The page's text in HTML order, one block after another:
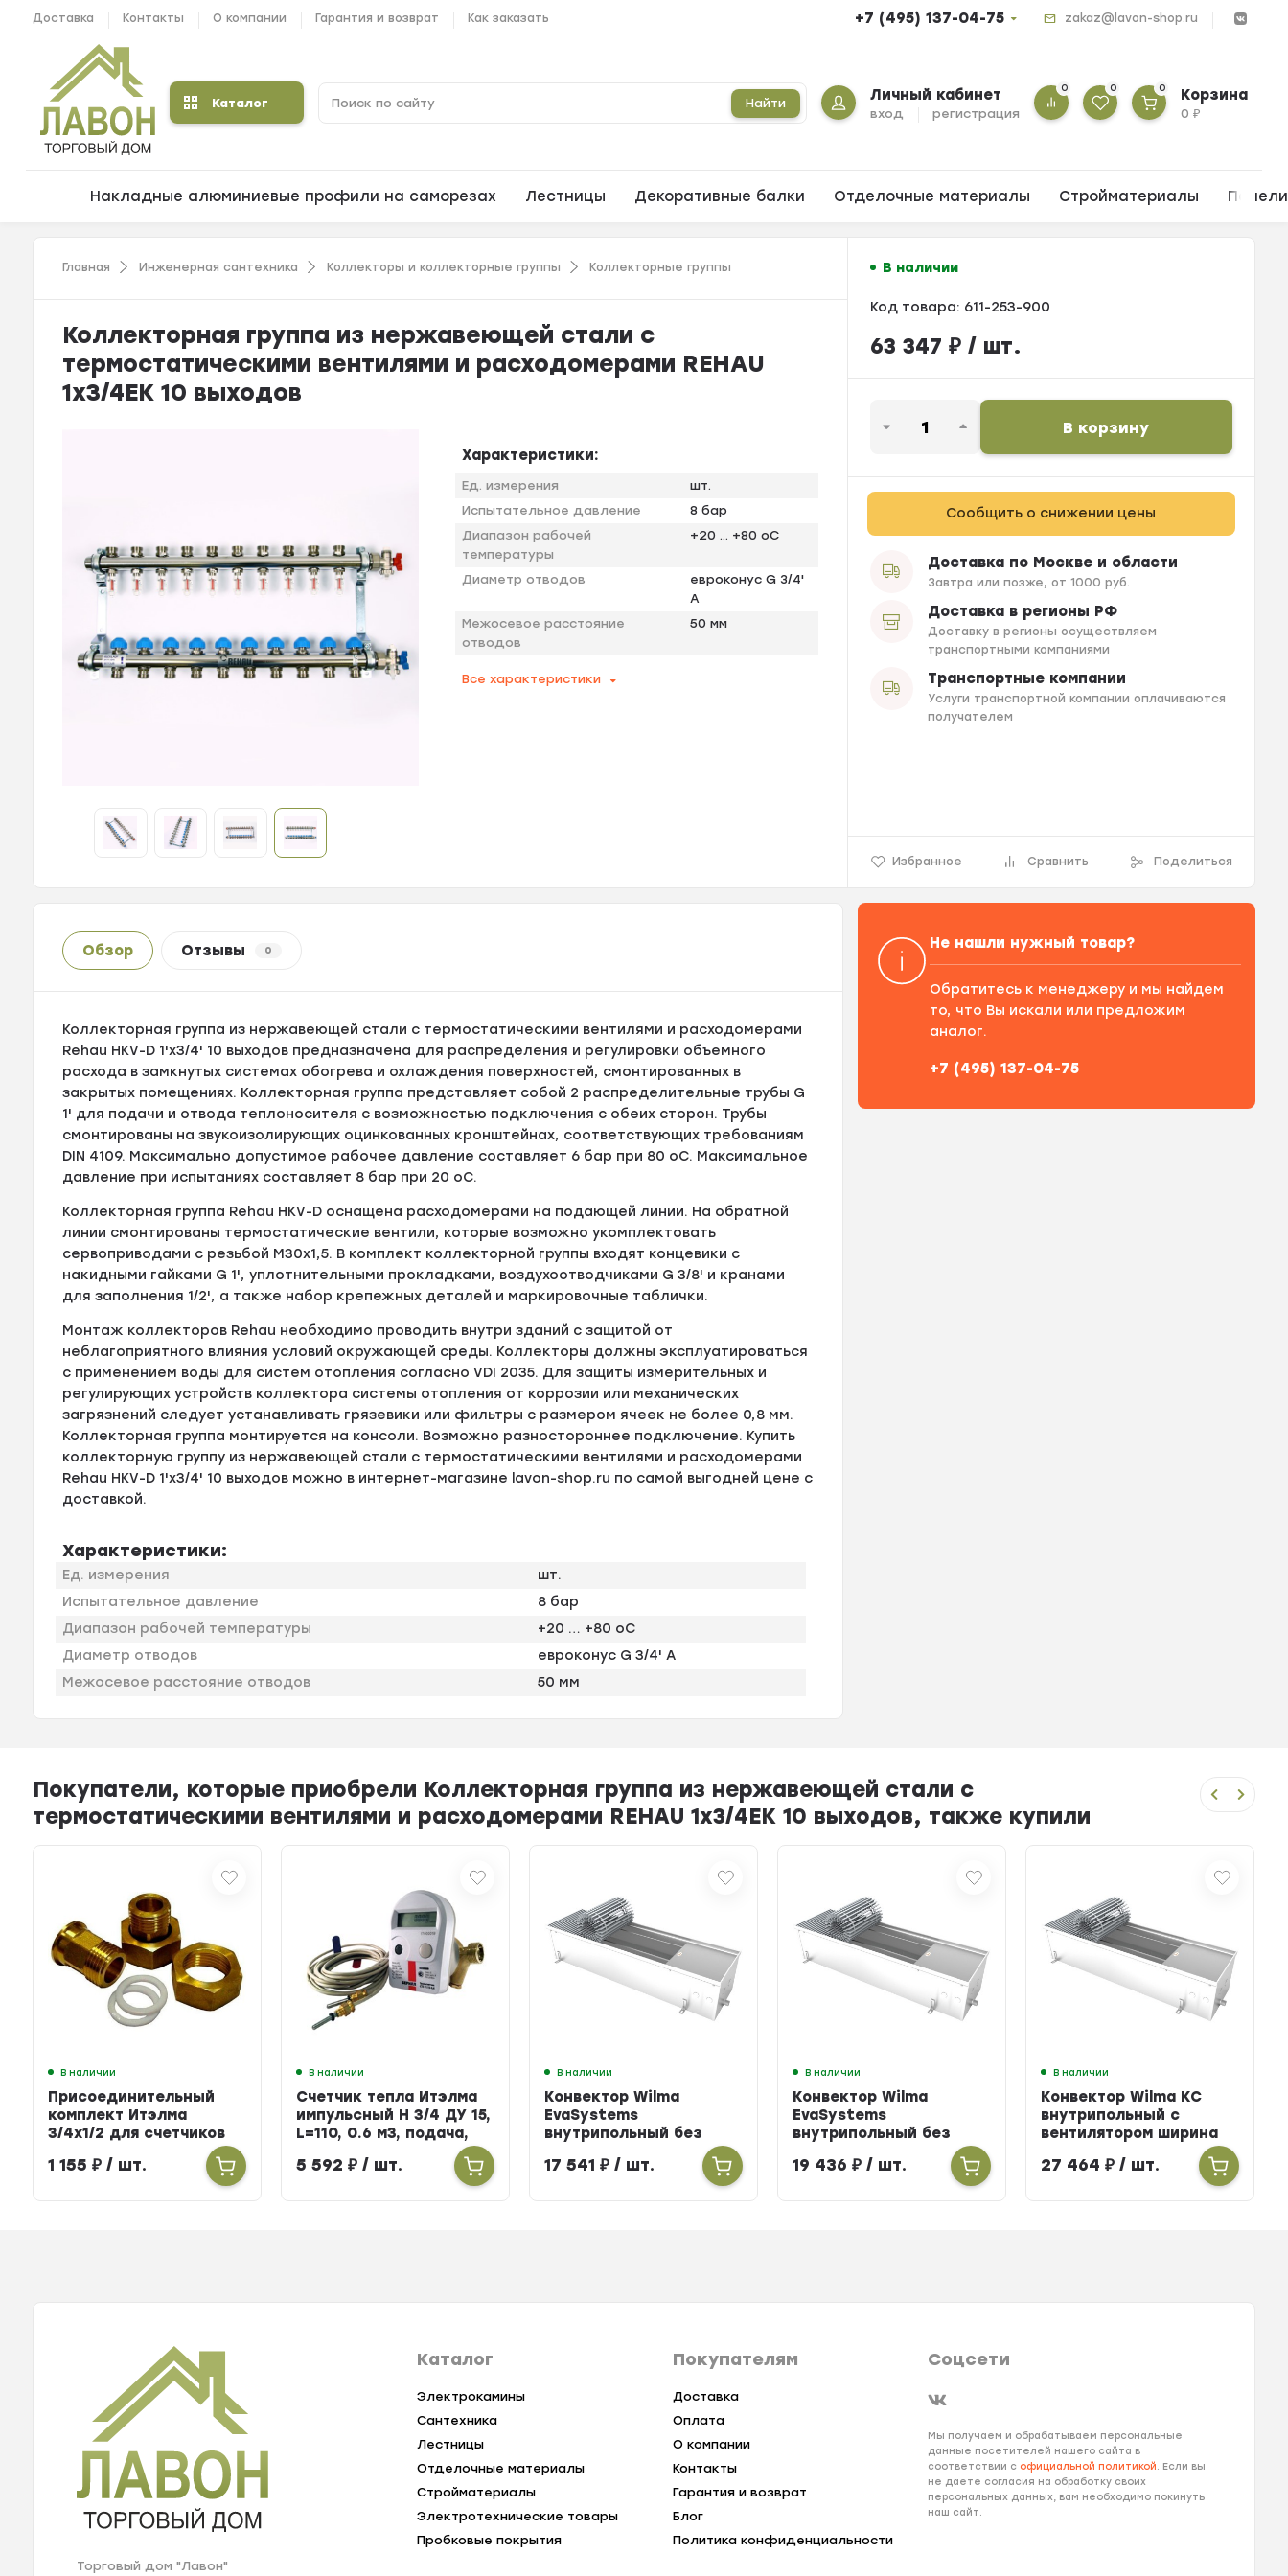
Доставка Контакты О компании Гарантия и возврат Как заказать +7 (495) 137-04-75 zakaz@lavon-shop.ru
Каталог Найти Личный кабинет
вход регистрация
0 0 0 Корзина
0₽
Накладные алюминиевые профили на саморезах Лестницы Декоративные балки Отделочные материалы Стройматериалы
Главная Инженерная сантехника Коллекторы и коллекторные группы Коллекторные группы
Коллекторная группа из нержавеющей стали с
термостатическими вентилями и расходомерами REHAU
1x3/4ЕК 10 выходов
Характеристики:
Ед. измерения
шт.
Испытательное давление
8 бар
Диапазон рабочей
температуры
+20 … +80 оС
Диаметр отводов
евроконус G 3/4'
A
Межосевое расстояние
отводов
50 мм
Все характеристики
В наличии
Код товара: 611-253-900
63 347 ₽/ шт.
В корзину
Сообщить о снижении цены
Доставка по Москве и области
Завтра или позже, от 1000 руб.
Доставка в регионы РФ
Доставку в регионы осуществляем
транспортными компаниями
Транспортные компании
Услуги транспортной компании оплачиваются
получателем
Избранное Сравнить Поделиться
Обзор Отзывы 0
Коллекторная группа из нержавеющей стали с термостатическими вентилями и расходомерами
Rehau HKV-D 1'х3/4' 10 выходов предназначена для распределения и регулировки объемного
расхода в замкнутых системах обогрева и охлаждения поверхностей, смонтированных в
закрытых помещениях. Коллекторная группа представляет собой 2 распределительные трубы G
1' для подачи и отвода теплоносителя с возможностью подключения с обеих сторон. Трубы
смонтированы на звукоизолирующих оцинкованных кронштейнах, соответствующих требованиям
DIN 4109. Максимально допустимое рабочее давление составляет 6 бар при 80 оC. Максимальное
давление при испытаниях составляет 8 бар при 20 оC.
Коллекторная группа Rehau HKV-D оснащена расходомерами на подающей линии. На обратной
линии смонтированы термостатические вентили, которые возможно укомплектовать
сервоприводами с резьбой М30x1,5. В комплект коллекторной группы входят концевики с
накидными гайками G 1', уплотнительными прокладками, воздухоотводчиками G 3/8' и кранами
для заполнения 1/2', а также набор крепежных деталей и маркировочные таблички.
Монтаж коллекторов Rehau необходимо проводить внутри зданий с защитой от
неблагоприятного влияния условий окружающей среды. Коллекторы должны эксплуатироваться
с применением воды для систем отопления согласно VDI 2035. Для защиты измерительных и
регулирующих устройств коллектора системы отопления от коррозии или механических
загрязнений следует устанавливать грязевики или фильтры с размером ячеек не более 0,8 мм.
Коллекторная группа монтируется на консоли. Возможно разностороннее подключение. Купить
коллекторную группу из нержавеющей стали с термостатическими вентилями и расходомерами
Rehau HKV-D 1'х3/4' 10 выходов можно в интернет-магазине lavon-shop.ru по самой выгодней цене с
доставкой.
Характеристики:
Ед. измерения
шт.
Испытательное давление
8 бар
Диапазон рабочей температуры
+20 … +80 оС
Диаметр отводов
евроконус G 3/4' A
Межосевое расстояние отводов
50 мм
Не нашли нужный товар?
Обратитесь к менеджеру и мы найдем
то, что Вы искали или предложим
аналог.
+7 (495) 137-04-75
Покупатели, которые приобрели Коллекторная группа из нержавеющей стали с
термостатическими вентилями и расходомерами REHAU 1x3/4ЕК 10 выходов, также купили
В наличии
Присоединительный
комплект Итэлма
3/4х1/2 для счетчиков
1 155₽ / шт.
В наличии
Счетчик тепла Итэлма
импульсный Н 3/4 ДУ 15,
L=110, 0.6 м3, подача,
5 592₽ / шт.
В наличии
Конвектор Wilma
EvaSystems
внутрипольный без
вентилятора ширина
258мм высота 90мм
17 541₽ / шт.
В наличии
Конвектор Wilma
EvaSystems
внутрипольный без
вентилятора ширина
258мм высота 160мм
19 436₽ / шт.
В наличии
Конвектор Wilma KC
внутрипольный с
вентилятором ширина
303мм высота 100мм
длина 2700мм
27 464₽ / шт.
Торговый дом "Лавон"
Каталог
Электрокамины
Сантехника
Лестницы
Отделочные материалы
Стройматериалы
Электротехнические товары
Пробковые покрытия
Покупателям
Доставка
Оплата
О компании
Контакты
Гарантия и возврат
Блог
Политика конфиденциальности
Соцсети
Мы получаем и обрабатываем персональные
данные посетителей нашего сайта в
соответствии с официальной политикой. Если вы
не даете согласия на обработку своих
персональных данных, вам необходимо покинуть
наш сайт.